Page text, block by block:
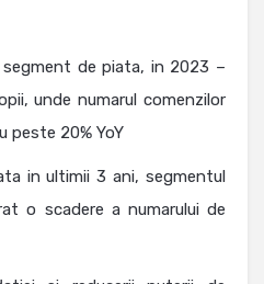
segment de piata, in 2023 –
unde numarul comenzilor
peste 20% YoY
in ultimii 3 ani, segmentul
o scadere a numarului de